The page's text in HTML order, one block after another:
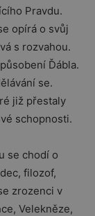
Pravdu.
opírá o svůj
s rozvahou.
Ďábla.
se.
již přestaly
schopnosti.
se chodí o
filozof,
zrozenci v
Velekněze,